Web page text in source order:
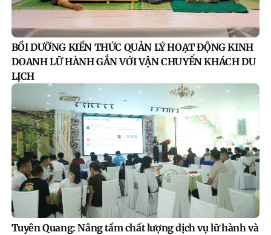
BỒI DƯỠNG KIẾN THỨC QUẢN LÝ HOẠT ĐỘNG KINH
DOANH LỮ HÀNH GẮN VỚI VẬN CHUYỂN KHÁCH DU
LỊCH
Tuyên Quang: Nâng tầm chất lượng dịch vụ lữ hành và